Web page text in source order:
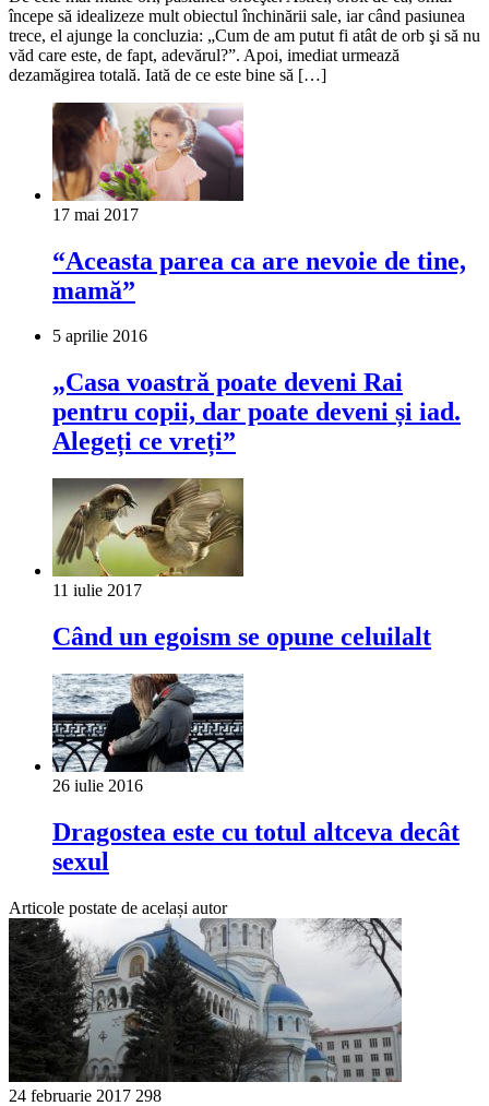
începe să idealizeze mult obiectul închinării sale, iar când pasiunea
trece, el ajunge la concluzia: „Cum de am putut fi atât de orb şi să nu
văd care este, de fapt, adevărul?”. Apoi, imediat urmează
dezamăgirea totală. Iată de ce este bine să […]
17 mai 2017
“Aceasta parea ca are nevoie de tine,
mamă”
5 aprilie 2016
„Casa voastră poate deveni Rai
pentru copii, dar poate deveni și iad.
Alegeți ce vreți”
11 iulie 2017
Când un egoism se opune celuilalt
26 iulie 2016
Dragostea este cu totul altceva decât
sexul
Articole postate de același autor
24 februarie 2017 298